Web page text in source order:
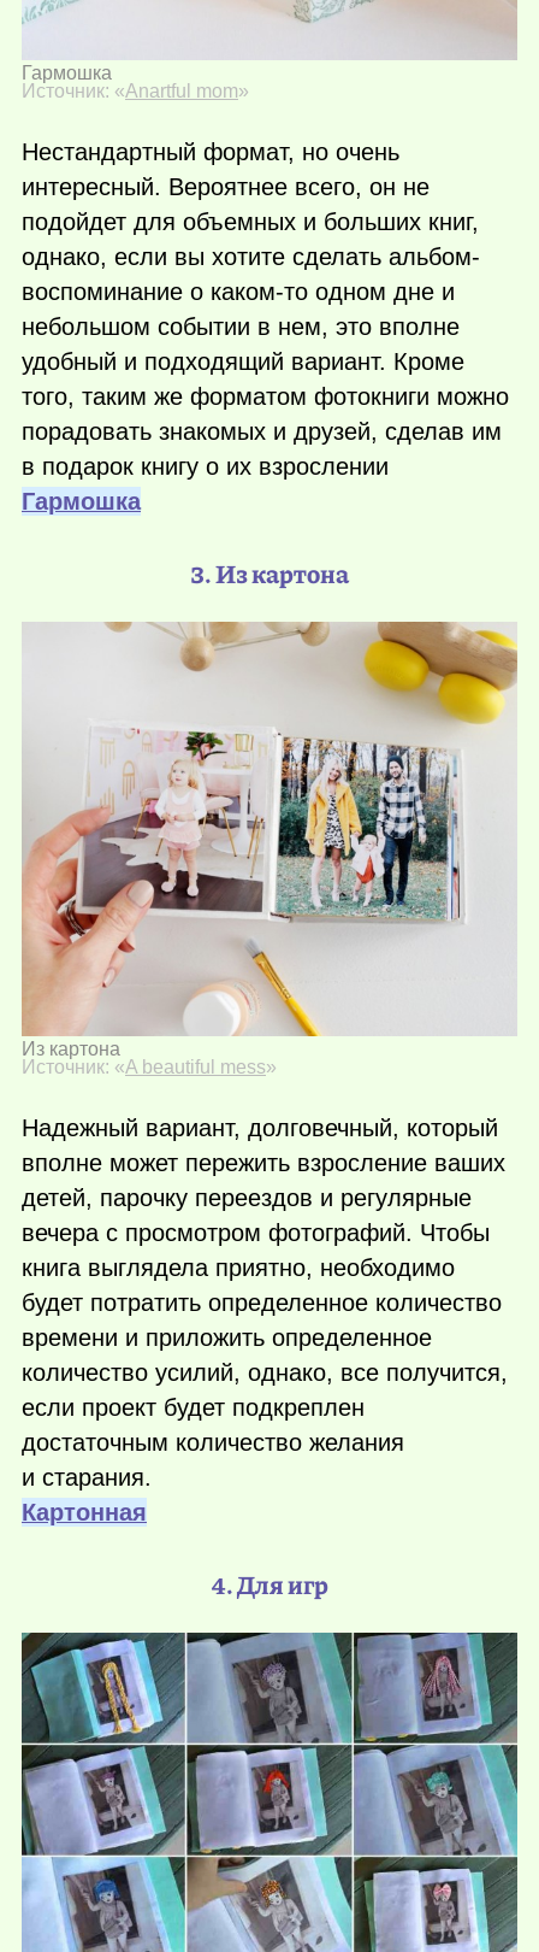
Гармошка
Источник: «Anartful mom»
Нестандартный формат, но очень
интересный. Вероятнее всего, он не
подойдет для объемных и больших книг,
однако, если вы хотите сделать альбом-
воспоминание о каком-то одном дне и
небольшом событии в нем, это вполне
удобный и подходящий вариант. Кроме
того, таким же форматом фотокниги можно
порадовать знакомых и друзей, сделав им
в подарок книгу о их взрослении
Гармошка
3. Из картона
Из картона
Источник: «A beautiful mess»
Надежный вариант, долговечный, который
вполне может пережить взросление ваших
детей, парочку переездов и регулярные
вечера с просмотром фотографий. Чтобы
книга выглядела приятно, необходимо
будет потратить определенное количество
времени и приложить определенное
количество усилий, однако, все получится,
если проект будет подкреплен
достаточным количество желания
и старания.
Картонная
4. Для игр